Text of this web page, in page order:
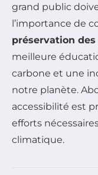
grand public
l’importance de
préservation
meilleure
carbone et une
notre planète.
accessibilité est
efforts
climatique.